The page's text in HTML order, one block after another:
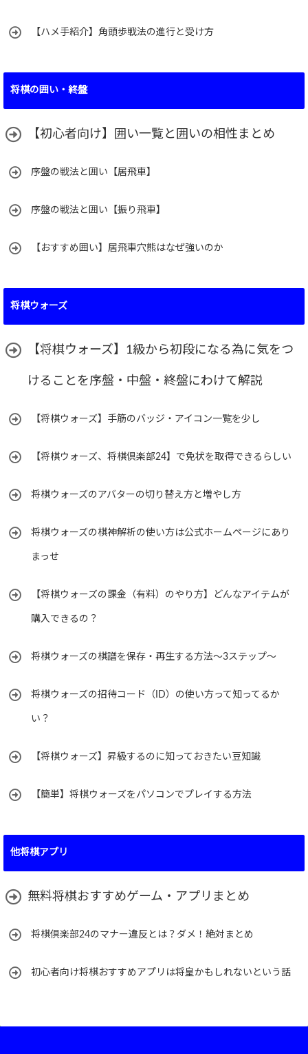
【ハメ手紹介】角頭歩戦法の進行と受け方
将棋の囲い・終盤
【初心者向け】囲い一覧と囲いの相性まとめ
序盤の戦法と囲い【居飛車】
序盤の戦法と囲い【振り飛車】
【おすすめ囲い】居飛車穴熊はなぜ強いのか
将棋ウォーズ
【将棋ウォーズ】1級から初段になる為に気をつ
けることを序盤・中盤・終盤にわけて解説
【将棋ウォーズ】手筋のバッジ・アイコン一覧を少し
【将棋ウォーズ、将棋倶楽部24】で免状を取得できるらしい
将棋ウォーズのアバターの切り替え方と増やし方
将棋ウォーズの棋神解析の使い方は公式ホームページにあり
まっせ
【将棋ウォーズの課金（有料）のやり方】どんなアイテムが
購入できるの？
将棋ウォーズの棋譜を保存・再生する方法～3ステップ～
将棋ウォーズの招待コード（ID）の使い方って知ってるか
い？
【将棋ウォーズ】昇級するのに知っておきたい豆知識
【簡単】将棋ウォーズをパソコンでプレイする方法
他将棋アプリ
無料将棋おすすめゲーム・アプリまとめ
将棋倶楽部24のマナー違反とは？ダメ！絶対まとめ
初心者向け将棋おすすめアプリは将皇かもしれないという話